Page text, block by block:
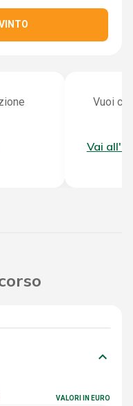
Vuoi
Vai
keyboard_arrow_down
VALORI IN EURO